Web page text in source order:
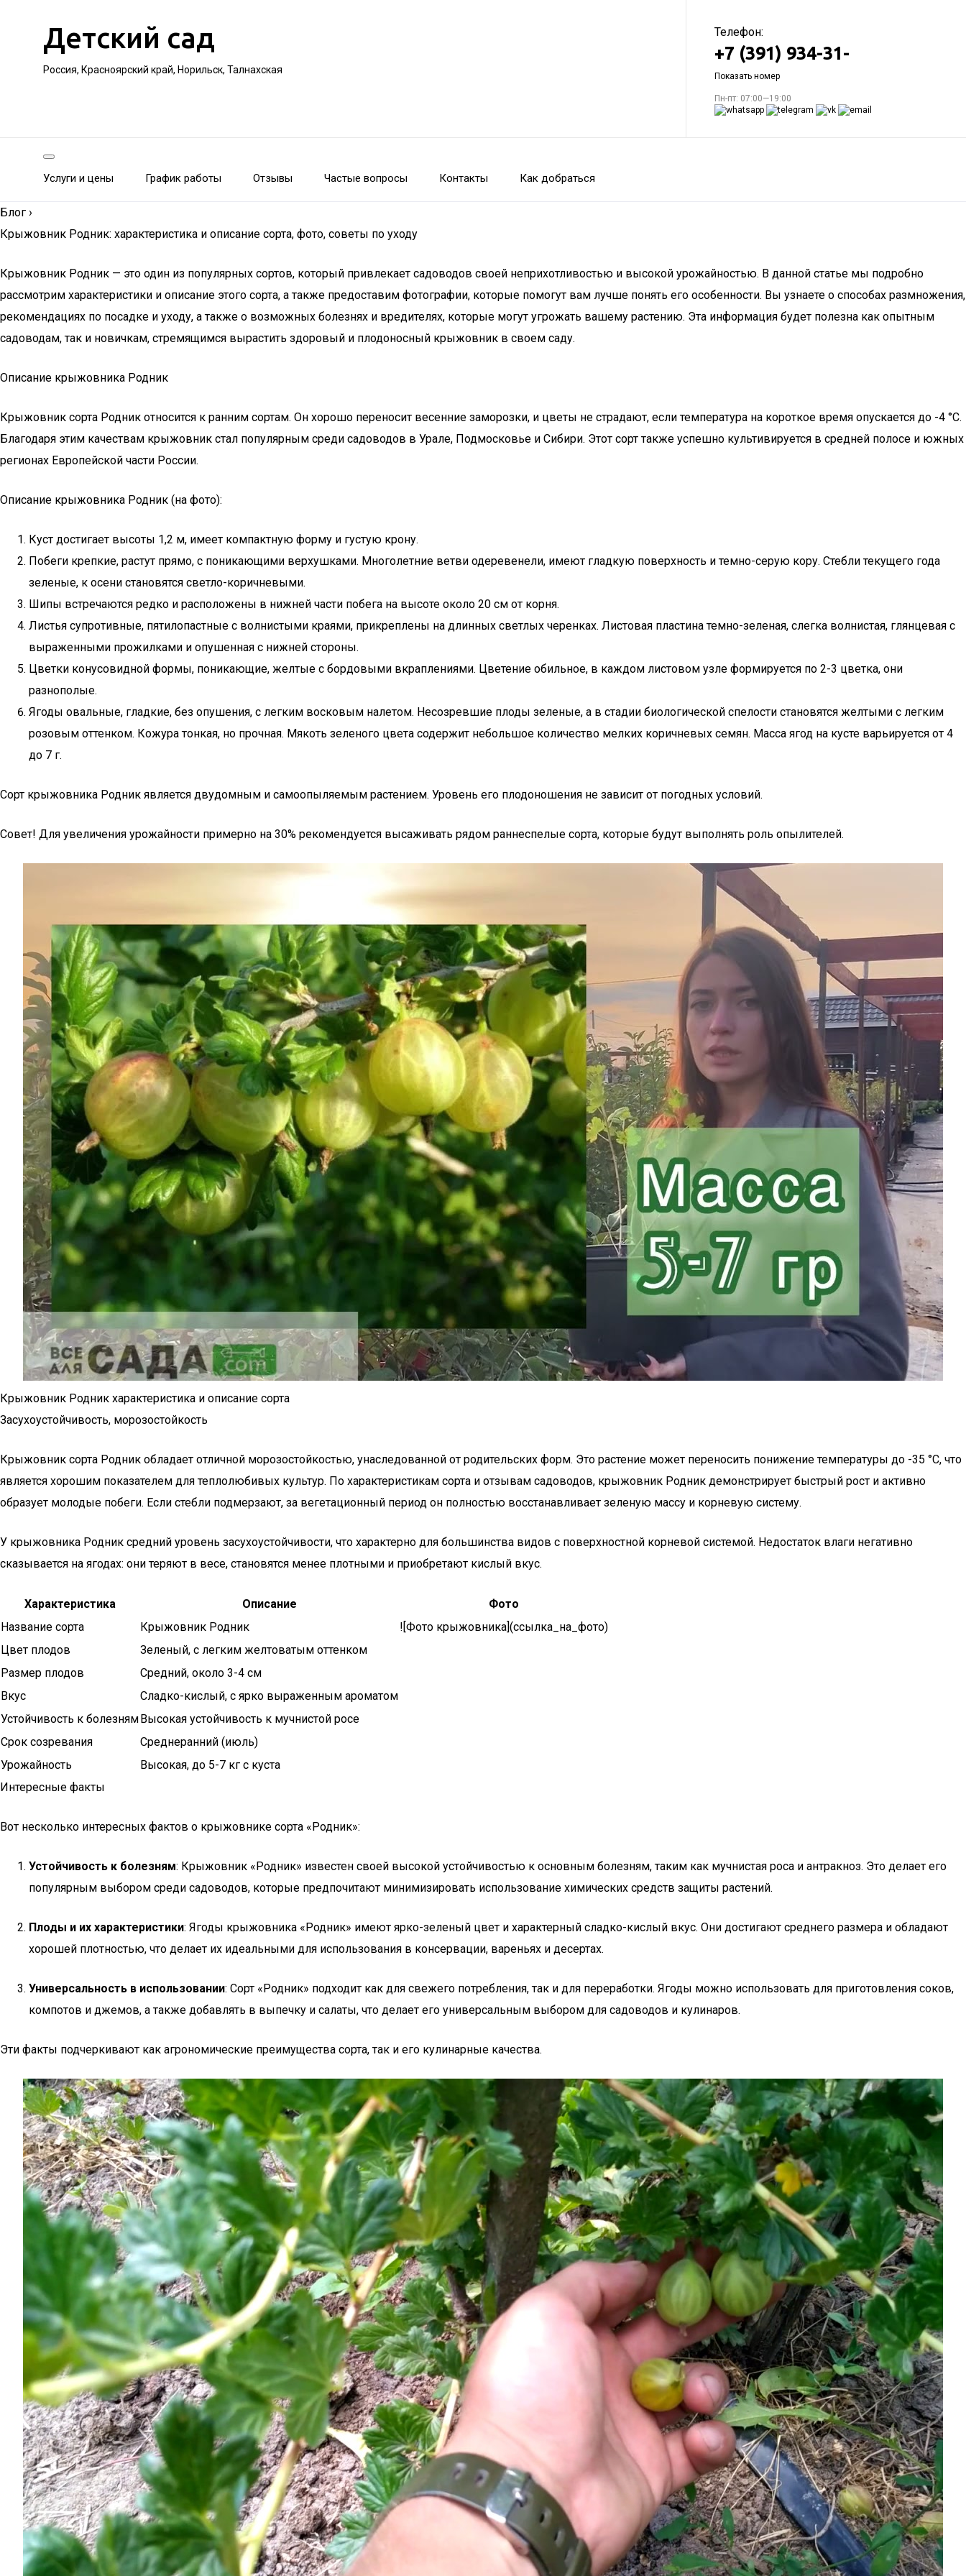
Детский сад
Россия, Красноярский край, Норильск, Талнахская
Телефон:
+7 (391) 934-31-
Показать номер
Пн-пт: 07:00—19:00
Услуги и цены График работы Отзывы Частые вопросы Контакты Как добраться
Блог ›
Крыжовник Родник: характеристика и описание сорта, фото, советы по уходу
Крыжовник Родник — это один из популярных сортов, который привлекает садоводов своей неприхотливостью и высокой урожайностью. В данной статье мы подробно
рассмотрим характеристики и описание этого сорта, а также предоставим фотографии, которые помогут вам лучше понять его особенности. Вы узнаете о способах размножения,
рекомендациях по посадке и уходу, а также о возможных болезнях и вредителях, которые могут угрожать вашему растению. Эта информация будет полезна как опытным
садоводам, так и новичкам, стремящимся вырастить здоровый и плодоносный крыжовник в своем саду.
Описание крыжовника Родник
Крыжовник сорта Родник относится к ранним сортам. Он хорошо переносит весенние заморозки, и цветы не страдают, если температура на короткое время опускается до -4 °C.
Благодаря этим качествам крыжовник стал популярным среди садоводов в Урале, Подмосковье и Сибири. Этот сорт также успешно культивируется в средней полосе и южных
регионах Европейской части России.
Описание крыжовника Родник (на фото):
Куст достигает высоты 1,2 м, имеет компактную форму и густую крону.
Побеги крепкие, растут прямо, с поникающими верхушками. Многолетние ветви одеревенели, имеют гладкую поверхность и темно-серую кору. Стебли текущего года
зеленые, к осени становятся светло-коричневыми.
Шипы встречаются редко и расположены в нижней части побега на высоте около 20 см от корня.
Листья супротивные, пятилопастные с волнистыми краями, прикреплены на длинных светлых черенках. Листовая пластина темно-зеленая, слегка волнистая, глянцевая с
выраженными прожилками и опушенная с нижней стороны.
Цветки конусовидной формы, поникающие, желтые с бордовыми вкраплениями. Цветение обильное, в каждом листовом узле формируется по 2-3 цветка, они
разнополые.
Ягоды овальные, гладкие, без опушения, с легким восковым налетом. Несозревшие плоды зеленые, а в стадии биологической спелости становятся желтыми с легким
розовым оттенком. Кожура тонкая, но прочная. Мякоть зеленого цвета содержит небольшое количество мелких коричневых семян. Масса ягод на кусте варьируется от 4
до 7 г.
Сорт крыжовника Родник является двудомным и самоопыляемым растением. Уровень его плодоношения не зависит от погодных условий.
Совет! Для увеличения урожайности примерно на 30% рекомендуется высаживать рядом раннеспелые сорта, которые будут выполнять роль опылителей.
Крыжовник Родник характеристика и описание сорта
Засухоустойчивость, морозостойкость
Крыжовник сорта Родник обладает отличной морозостойкостью, унаследованной от родительских форм. Это растение может переносить понижение температуры до -35 °C, что
является хорошим показателем для теплолюбивых культур. По характеристикам сорта и отзывам садоводов, крыжовник Родник демонстрирует быстрый рост и активно
образует молодые побеги. Если стебли подмерзают, за вегетационный период он полностью восстанавливает зеленую массу и корневую систему.
У крыжовника Родник средний уровень засухоустойчивости, что характерно для большинства видов с поверхностной корневой системой. Недостаток влаги негативно
сказывается на ягодах: они теряют в весе, становятся менее плотными и приобретают кислый вкус.
Характеристика Описание
Фото
Название сорта
Крыжовник Родник
![Фото крыжовника](ссылка_на_фото)
Цвет плодов
Зеленый, с легким желтоватым оттенком
Размер плодов
Средний, около 3-4 см
Вкус
Сладко-кислый, с ярко выраженным ароматом
Устойчивость к болезнямВысокая устойчивость к мучнистой росе
Срок созревания
Среднеранний (июль)
Урожайность
Высокая, до 5-7 кг с куста
Интересные факты
Вот несколько интересных фактов о крыжовнике сорта «Родник»:
Устойчивость к болезням: Крыжовник «Родник» известен своей высокой устойчивостью к основным болезням, таким как мучнистая роса и антракноз. Это делает его
популярным выбором среди садоводов, которые предпочитают минимизировать использование химических средств защиты растений.
Плоды и их характеристики: Ягоды крыжовника «Родник» имеют ярко-зеленый цвет и характерный сладко-кислый вкус. Они достигают среднего размера и обладают
хорошей плотностью, что делает их идеальными для использования в консервации, вареньях и десертах.
Универсальность в использовании: Сорт «Родник» подходит как для свежего потребления, так и для переработки. Ягоды можно использовать для приготовления соков,
компотов и джемов, а также добавлять в выпечку и салаты, что делает его универсальным выбором для садоводов и кулинаров.
Эти факты подчеркивают как агрономические преимущества сорта, так и его кулинарные качества.